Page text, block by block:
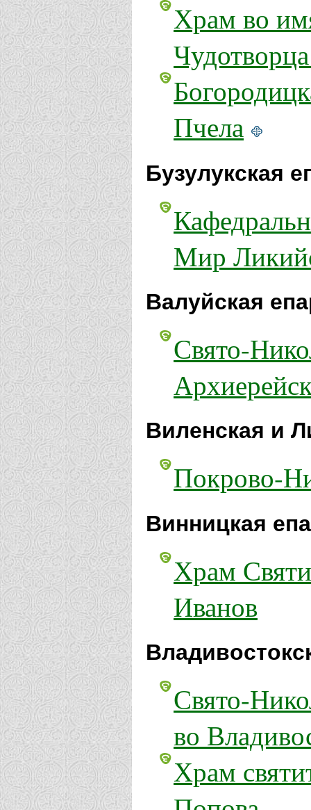
Храм во
Пчела
Бузулукская
Мир
Валуйская
Свято-
Виленская и
Покрово-
Винницкая
Храм
Иванов
Свято-
во
Храм